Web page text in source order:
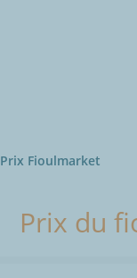
Prix Fioulmarket
Prix du